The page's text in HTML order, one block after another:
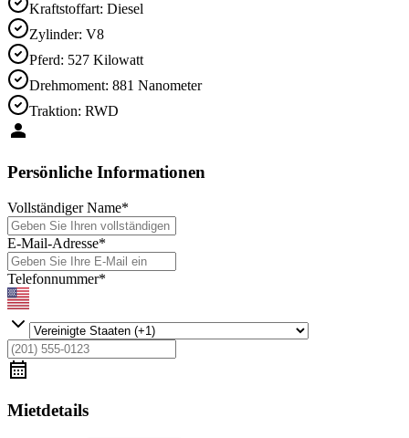
Kraftstoffart: Diesel
Zylinder: V8
Pferd: 527 Kilowatt
Drehmoment: 881 Nanometer
Traktion: RWD
Persönliche Informationen
Vollständiger Name*
E-Mail-Adresse*
Telefonnummer*
Mietdetails